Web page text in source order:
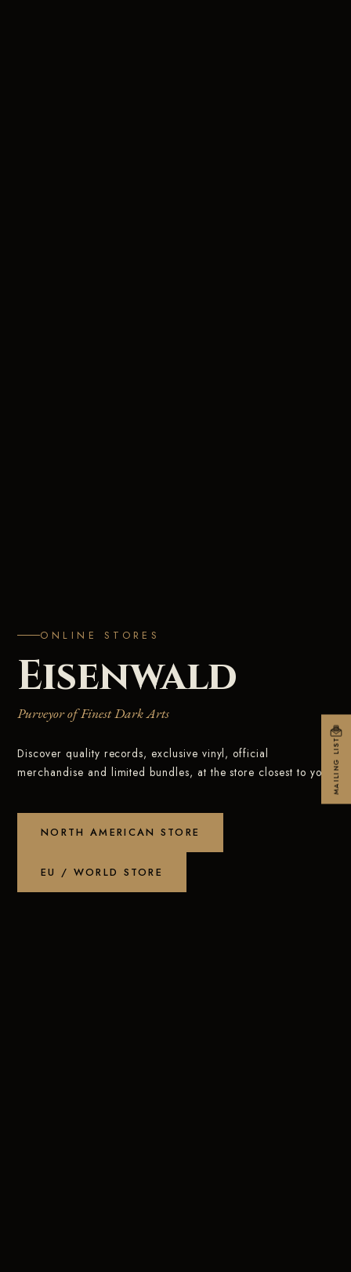
ONLINE STORES
Eisenwald
Purveyor of Finest Dark Arts
Discover quality records, exclusive vinyl, official
merchandise and limited bundles, at the store closest to you.
NORTH AMERICAN STORE
EU / WORLD STORE
MAILING LIST